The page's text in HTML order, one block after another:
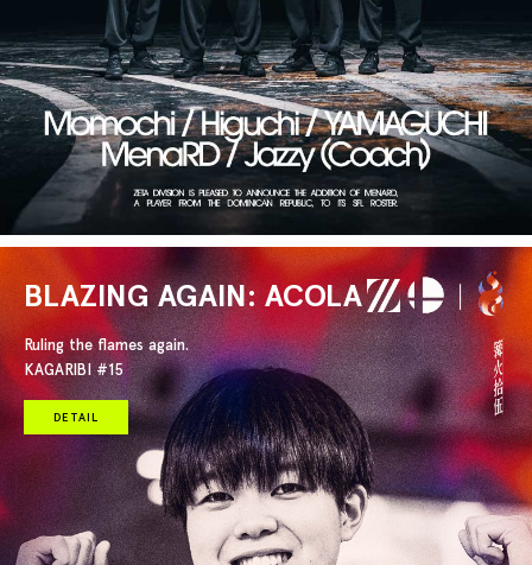
BLAZING AGAIN: ACOLA
Ruling the flames again.
KAGARIBI #15
DETAIL